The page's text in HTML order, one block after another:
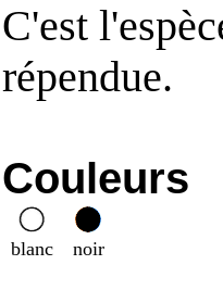
C'est
répendue.
Couleurs
blanc noir